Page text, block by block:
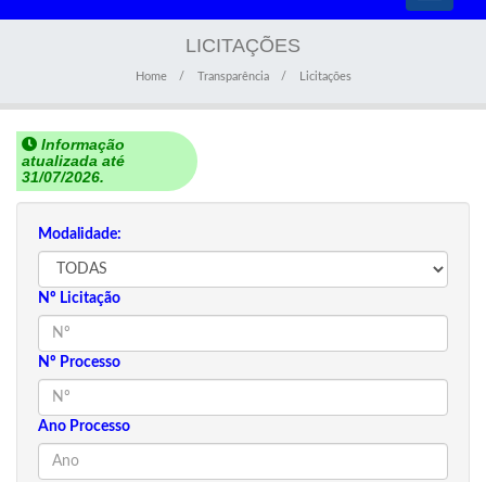
LICITAÇÕES
Home Transparência Licitações
Informação
atualizada até
31/07/2026.
Modalidade:
Nº Licitação
Nº Processo
Ano Processo